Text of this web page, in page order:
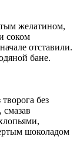
желатином,
соком
отставили.
бане.
без
смазав
шоколадом